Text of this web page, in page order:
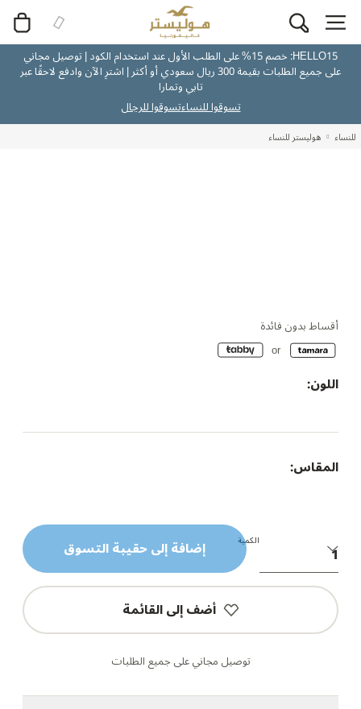
HELLO15: خصم 15% على الطلب الأول عند استخدام الكود | توصيل مجاني
على جميع الطلبات بقيمة 300 ريال سعودي أو أكثر | اشترِ الآن وادفع لاحقًا عبر
تابي وتمارا
تسوقوا للنساءتسوقوا للرجال
للنساء هوليستر للنساء
أقساط بدون فائدة
اللون:
المقاس:
الكمية إضافة إلى حقيبة التسوق
أضف إلى القائمة
توصيل مجاني على جميع الطلبات